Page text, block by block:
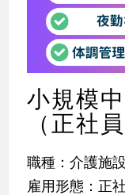
小規模
（正社員
職種：介護施
雇用形態：正